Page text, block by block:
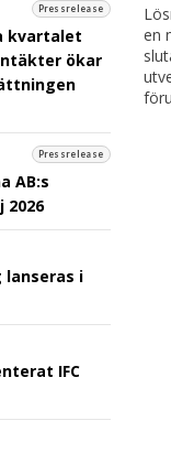
Pressrelease
kvartalet
ökar
Pressrelease
AB:s
2026
lanseras i
IFC
en